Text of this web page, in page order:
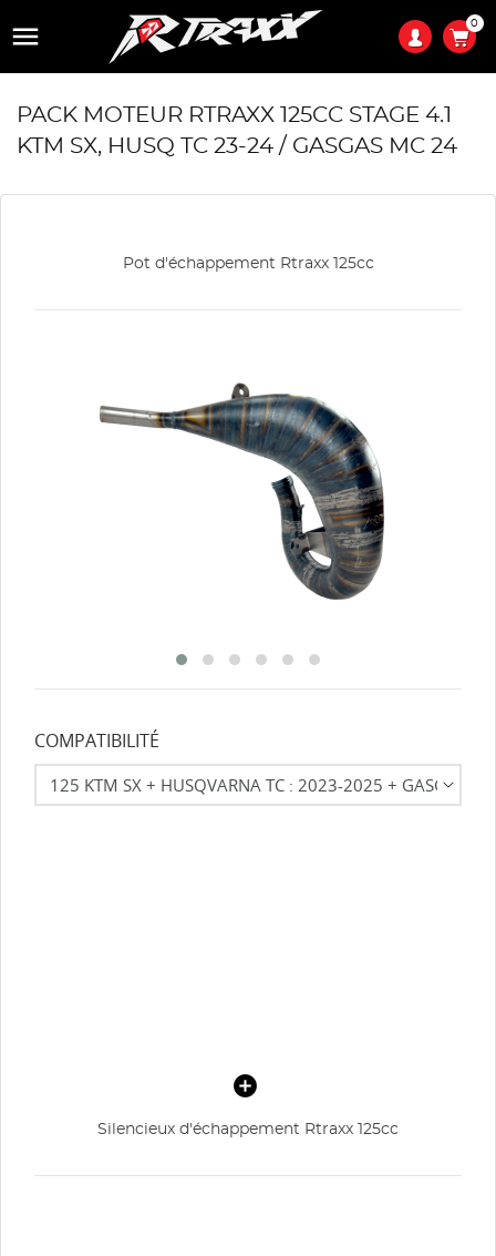
 0
PACK MOTEUR RTRAXX 125CC STAGE 4.1
KTM SX, HUSQ TC 23-24 / GASGAS MC 24
Pot d'échappement Rtraxx 125cc
COMPATIBILITÉ
Silencieux d'échappement Rtraxx 125cc